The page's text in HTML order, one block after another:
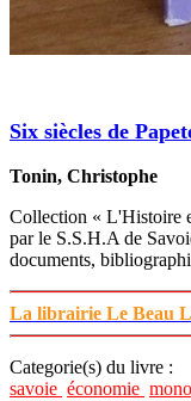
Six siècles de
Tonin, Christophe
Collection « L'Histoire
par le S.S.H.A de
documents,
La librairie Le Beau
Categorie(s) du livre :
savoie économie